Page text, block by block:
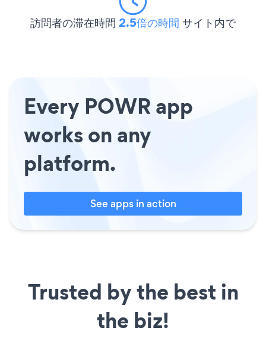
訪問者の滞在時間 2.5倍の時間 サイト内で
Every POWR app
works on any
platform.
See apps in action
Trusted by the best in
the biz!